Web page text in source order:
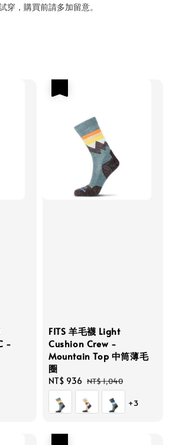
穿，購買前請多加留意。
-
FITS 羊毛襪 Light
Cushion Crew -
Mountain Top 中筒薄毛
圈
Sale
price
NT$ 936 Regular
price
NT$ 1,040
+3